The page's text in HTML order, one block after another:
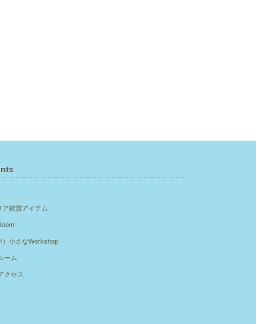
ア雑貨アイテム
）小さなWorkshop
ーム
クセス